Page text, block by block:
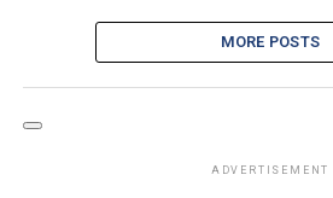
MORE POSTS
ADVERTISEMENT